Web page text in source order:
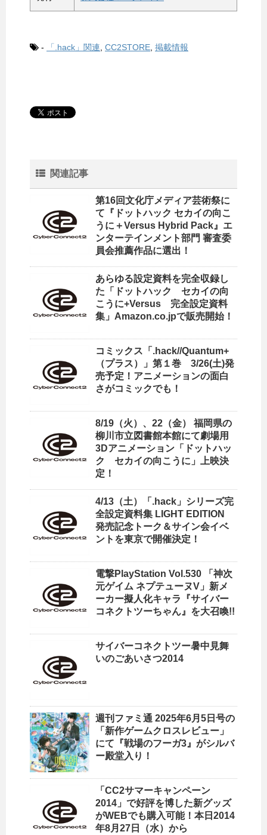
- 「.hack」関連 CC2STORE 掲載情報
関連記事
第16回文化庁メディア芸術祭に
て『ドットハック セカイの向こ
うに＋Versus Hybrid Pack』エ
ンターテインメント部門 審査委
員会推薦作品に選出！
あらゆる設定資料を完全収録し
た「ドットハック セカイの向
こうに+Versus 完全設定資料
集」Amazon.co.jpで販売開始！
コミックス「.hack//Quantum+
（プラス）」第１巻 3/26(土)発
売予定！アニメーションの面白
さがコミックでも！
8/19（火）、22（金） 福岡県の
柳川市立図書館本館にて劇場用
3Dアニメーション「ドットハッ
ク セカイの向こうに」上映決
定！
4/13（土）「.hack」シリーズ完
全設定資料集 LIGHT EDITION
発売記念トーク＆サイン会イベ
ントを東京で開催決定！
電撃PlayStation Vol.530 「神次
元ゲイム ネプテューヌV」新メ
ーカー擬人化キャラ『サイバー
コネクトツーちゃん』を大召喚!!
サイバーコネクトツー暑中見舞
いのごあいさつ2014
週刊ファミ通 2025年6月5日号の
「新作ゲームクロスレビュー」
にて『戦場のフーガ3』がシルバ
ー殿堂入り！
「CC2サマーキャンペーン
2014」で好評を博した新グッズ
がWEBでも購入可能！本日2014
年8月27日（水）から